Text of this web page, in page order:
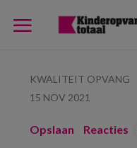
KWALITEIT OPVANG
15 NOV 2021
Opslaan Reacties